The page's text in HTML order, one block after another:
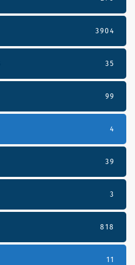
3904
35
99
4
39
3
818
11